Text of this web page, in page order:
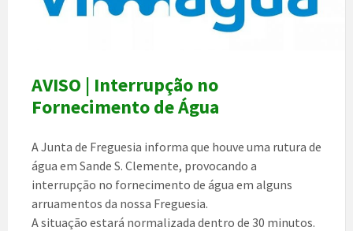
AVISO | Interrupção no
Fornecimento de Água
A Junta de Freguesia informa que houve uma rutura de
água em Sande S. Clemente, provocando a
interrupção no fornecimento de água em alguns
arruamentos da nossa Freguesia.
A situação estará normalizada dentro de 30 minutos.